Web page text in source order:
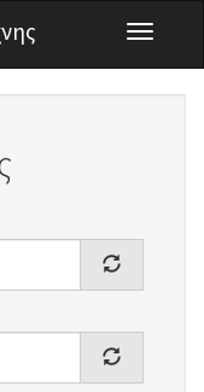
Toggle